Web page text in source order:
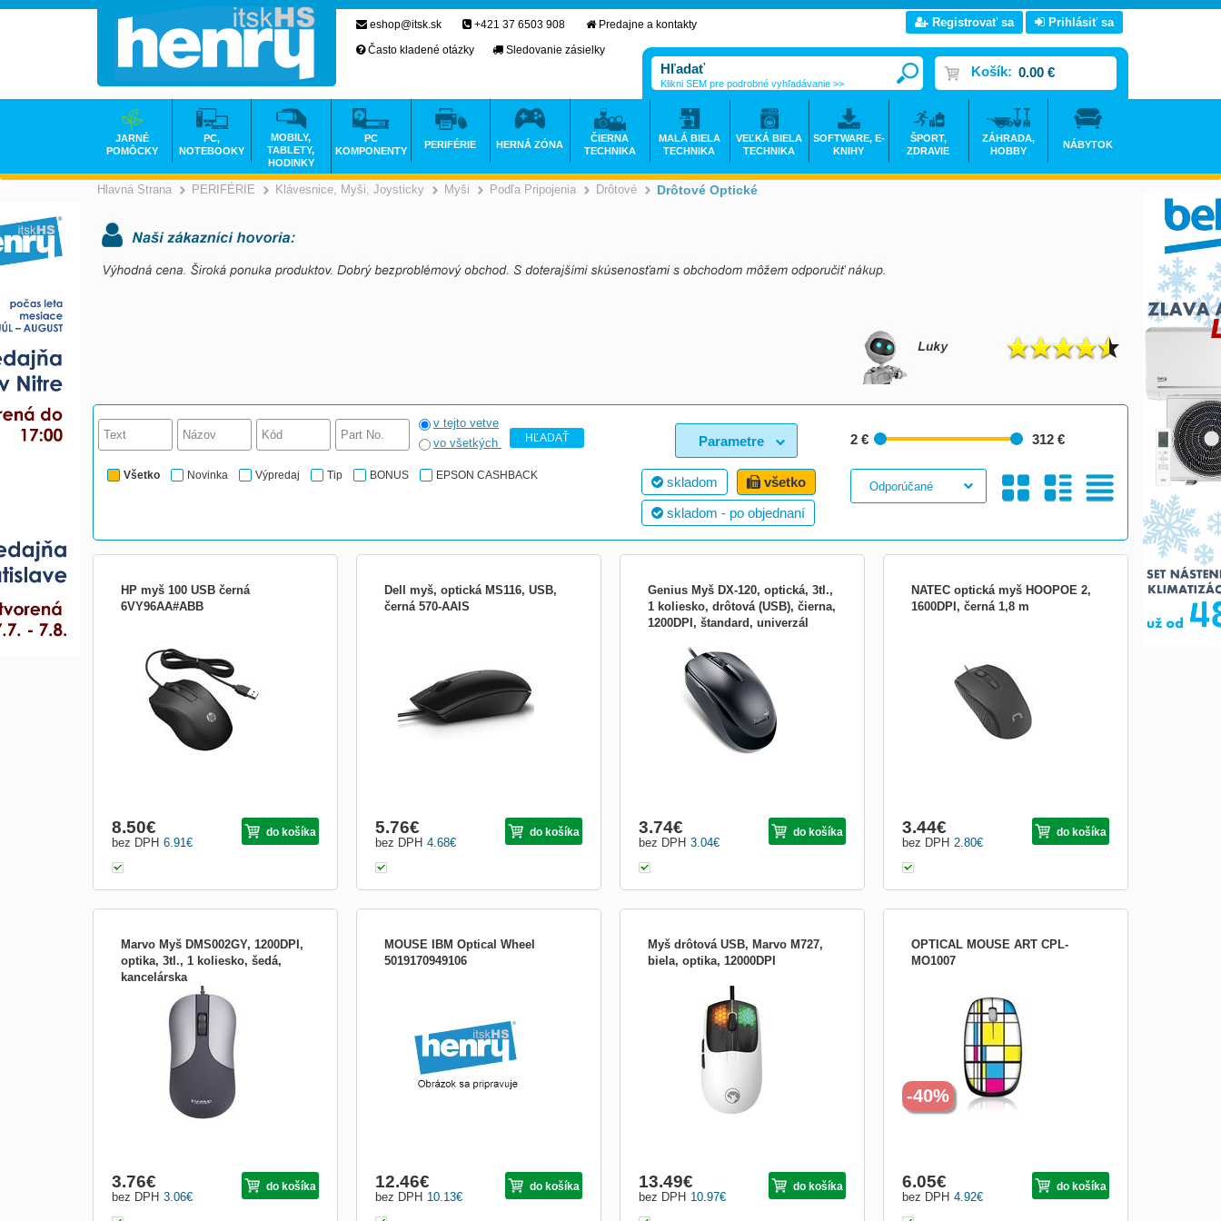
Hlavná Strana >
PERIFÉRIE >
Klávesnice, Myši, Joysticky >
Myši >
Podľa Pripojenia >
Drôtové >
Drôtové Optické
2 € 312 €
skladom
všetko
skladom - po objednaní
Parametre
v tejto vetve
vo všetkých
HĽADAŤ
Všetko Novinka Výpredaj Tip BONUS EPSON CASHBACK
HP myš 100 USB černá
6VY96AA#ABB
Compatible Operating Systems Windows
10; Windows 8; Windows 7; MacOS 10.1
or higher COMPATIBILITY Hardware
compatibility Compatible with HP PCs with
available USB-A port. WARRANTY
Warranty 1 Year Limited Warranty (Retu
6.91€
bez DPH
8.50€ do košíka
Dell myš, optická MS116, USB,
černá 570-AAIS
připojením, zajišťuje špičkový i po dlouhé
době. Zvyšte svou produktivitu v kanceláři
nebo doma – optická myš Dell vám
pomůže v každé sit...
4.68€
bez DPH
5.76€ do košíka
Genius Myš DX-120, optická, 3tl.,
1 koliesko, drôtová (USB), čierna,
1200DPI, štandard, univerzál
optického senzoru myši je 1200 DPI. Myš
váži 85 g a vybavená 1,5 m káblom
zakončeným USB portom pre pripojenie k
počítaču. Farba: čierna Hmotnosť (g): 85
Rozmery: 105 x 60 x 37 mm Bluetooth: nie
Modelové číslo...
3.04€
bez DPH
3.74€ do košíka
NATEC optická myš HOOPOE 2,
1600DPI, černá 1,8 m
vzhledem. Hluboká a univerzální černá
barva konstrukce dokonale zapadne do
každého herního stojanu a speciální
žlábkování na bocích zaručí pevný úchop.
PŘESNÝ SENZOR My...
2.80€
bez DPH
3.44€ do košíka
Marvo Myš DMS002GY, 1200DPI,
optika, 3tl., 1 koliesko, šedá,
kancelárska
Myš DMS002 GY Táto kompaktná myš, je
ideálnou voľbou pre každého, kto trávi
hodne času na cestách, ale aj v škole, či v
kancelárii. Má scrolovacie koliesko, ktoré
zaisťuje plynulosť pri scrollovaní.
Disponuje taktiež symetrickým a
ergonomickým designom...
3.06€
bez DPH
3.76€ do košíka
MOUSE IBM Optical Wheel
5019170949106
10.13€
bez DPH
12.46€ do košíka
Myš drôtová USB, Marvo M727,
biela, optika, 12000DPI
Káblová ultra ľahká herná myš Marvo
M727 Ultra ľahká Marvo M727 je
výnimočná herná myš, ktorá kombinuje
ultra ľahkú konštrukciu s vysokým
výkonom a poskytuje hráčom jedinečný
zážitok pri hraní ich obľúbených hier. S
hmotnosťou iba 47 gramov myš doslova...
10.97€
bez DPH
13.49€ do košíka
OPTICAL MOUSE ART CPL-
MO1007
4.92€
bez DPH
6.05€ do košíka
-40%
eshop@itsk.sk +421 37 6503 908
Predajne a kontakty
Často kladené otázky
Sledovanie zásielky
Registrovať sa Prihlásiť sa
Košík: 0.00 €
Klikni SEM pre podrobné vyhľadávanie >>
JARNÉ
POMÔCKY
PC,
NOTEBOOKY
MOBILY,
TABLETY,
HODINKY
PC
KOMPONENTY
PERIFÉRIE HERNÁ ZÓNA
ČIERNA
TECHNIKA
MALÁ BIELA
TECHNIKA
VEĽKÁ BIELA
TECHNIKA
SOFTWARE, E-
KNIHY
ŠPORT,
ZDRAVIE
ZÁHRADA,
HOBBY
NÁBYTOK